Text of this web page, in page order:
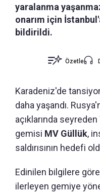
yaralanma
onarım için
bildirildi.
Özetle
Karadeniz'de
daha yaşandı.
açıklarında
gemisi MV Güllük,
saldırısının hedefi
Edinilen bilgilere
ilerleyen gemiye